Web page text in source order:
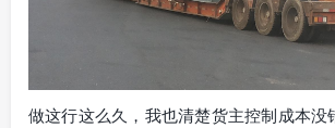
做这行这么久，我也清楚货主控制成本没